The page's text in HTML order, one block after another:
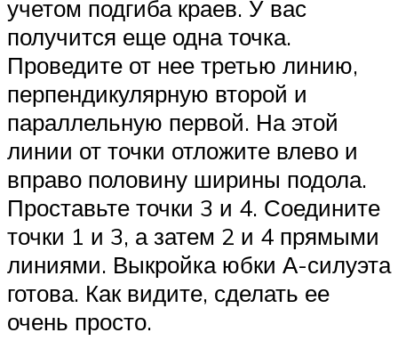
учетом подгиба краев. У вас
получится еще одна точка.
Проведите от нее третью линию,
перпендикулярную второй и
параллельную первой. На этой
линии от точки отложите влево и
вправо половину ширины подола.
Проставьте точки 3 и 4. Соедините
точки 1 и 3, а затем 2 и 4 прямыми
линиями. Выкройка юбки А-силуэта
готова. Как видите, сделать ее
очень просто.